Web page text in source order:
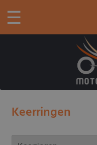
☰
Keerringen